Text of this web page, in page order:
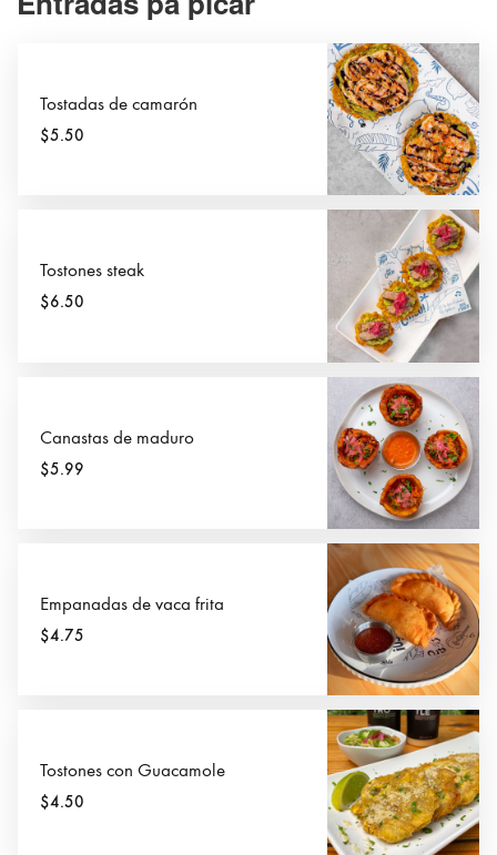
Tostadas de camarón
$5.50
Tostones steak
$6.50
Canastas de maduro
$5.99
Empanadas de vaca frita
$4.75
Tostones con Guacamole
$4.50